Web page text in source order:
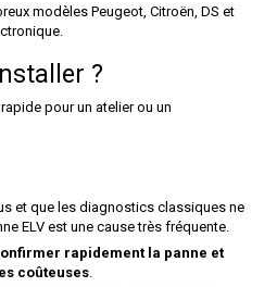
modèles Peugeot, Citroën, DS et
?
pour un atelier ou un
et que les diagnostics classiques ne
ELV est une cause très fréquente.
rapidement la panne et
coûteuses.